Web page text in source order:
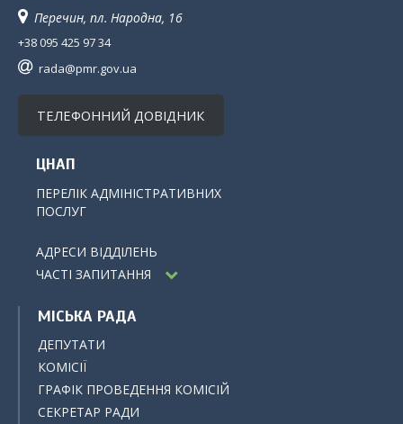
Перечин, пл. Народна, 16
+38 095 425 97 34
rada@pmr.gov.ua
ТЕЛЕФОННИЙ ДОВІДНИК
ЦНАП
ПЕРЕЛІК АДМІНІСТРАТИВНИХ
ПОСЛУГ
АДРЕСИ ВІДДІЛЕНЬ
ЧАСТІ ЗАПИТАННЯ
МІСЬКА РАДА
ДЕПУТАТИ
КОМІСІЇ
ГРАФІК ПРОВЕДЕННЯ КОМІСІЙ
СЕКРЕТАР РАДИ